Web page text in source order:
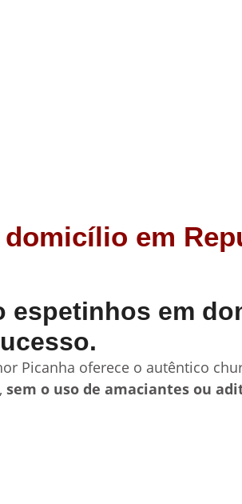
em
em
Picanha oferece o autêntico
sem o uso de amaciantes ou